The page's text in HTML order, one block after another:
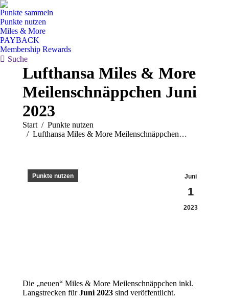
Punkte sammeln
Punkte nutzen
Miles & More
PAYBACK
Membership Rewards
Search:
Suche
Lufthansa Miles & More
Meilenschnäppchen Juni
2023
Sie befinden sich hier:
Start
Punkte nutzen
Lufthansa Miles & More Meilenschnäppchen…
Juni
1
2023
Punkte nutzen
Die „neuen“ Miles & More Meilenschnäppchen inkl.
Langstrecken fürJuni 2023 sind veröffentlicht.